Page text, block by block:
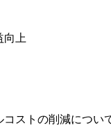
向上
ストの削減につい